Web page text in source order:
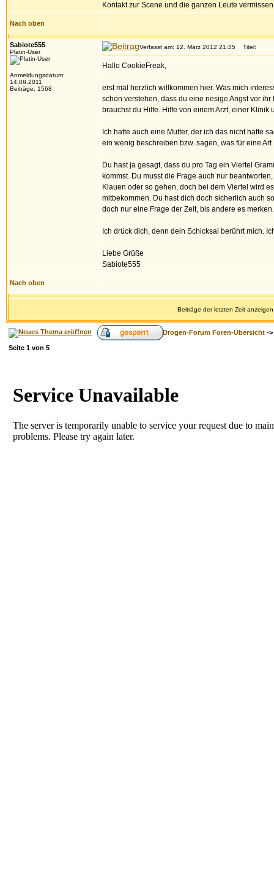
Kontakt zur Scene und die ganzen Leute
Nach oben
Sabiote555
Platin-User
Anmeldungsdatum:
14.08.2011
Beiträge: 1568
Verfasst am: 12. März 2012 21:35 Titel:
Hallo CookieFreak,
erst mal herzlich willkommen hier. Was mich
schon verstehen, dass du eine riesige Angst vor
brauchst du Hilfe. Hilfe von einem Arzt, einer
Ich hatte auch eine Mutter, der ich das nicht hätte
ein wenig beschreiben bzw. sagen, was für eine
Du hast ja gesagt, dass du pro Tag ein Viertel
kommst. Du musst die Frage auch nur
Klauen oder so gehen, doch bei dem Viertel wird
mitbekommen. Du hast dich doch sicherlich auch
doch nur eine Frage der Zeit, bis andere es merken.
Ich drück dich, denn dein Schicksal berührt mich.
Liebe Grüße
Sabiote555
Nach oben
Beiträge der letzten Zeit
Drogen-Forum Foren-Übersicht ->
Seite 1 von 5